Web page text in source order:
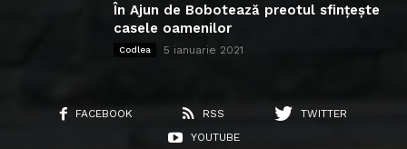
În Ajun de Bobotează preotul sfințește
casele oamenilor
Codlea 5 ianuarie 2021
FACEBOOK RSS
TWITTER
YOUTUBE